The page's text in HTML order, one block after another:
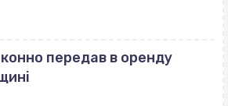
передав в оренду